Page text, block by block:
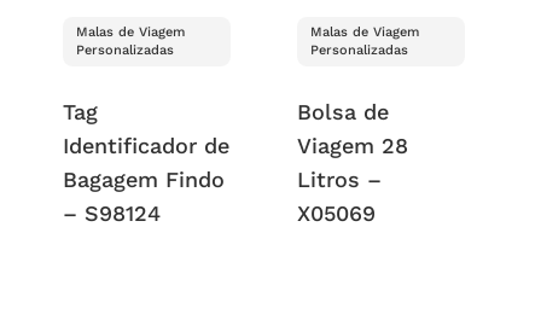
Malas de Viagem
Personalizadas
Tag
Identificador de
Bagagem Findo
– S98124
Malas de Viagem
Personalizadas
Bolsa de
Viagem 28
Litros –
X05069